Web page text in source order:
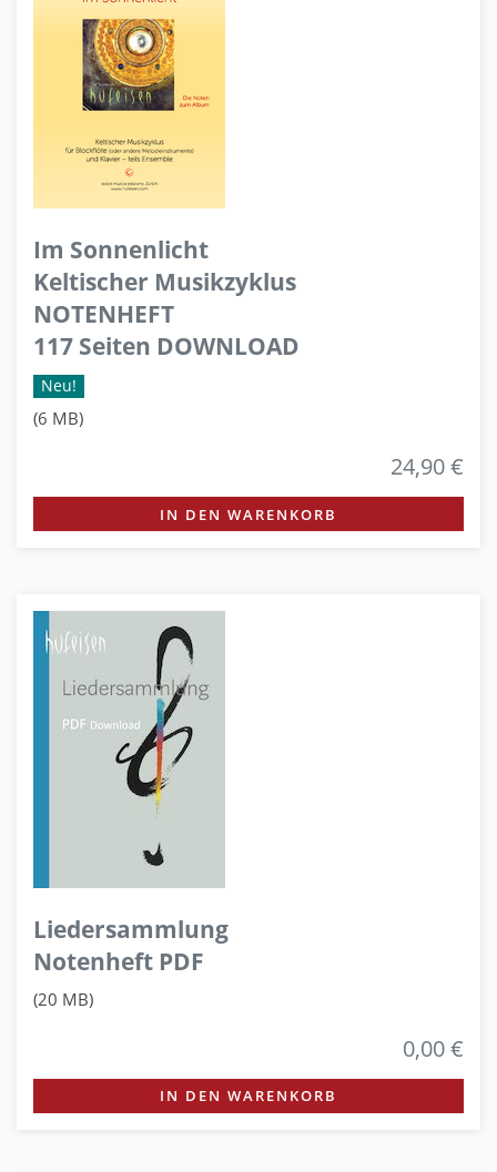
Im Sonnenlicht
Keltischer Musikzyklus
NOTENHEFT
117 Seiten DOWNLOAD
Neu!
(6 MB)
24,90 €
IN DEN WARENKORB
Liedersammlung
Notenheft PDF
(20 MB)
0,00 €
IN DEN WARENKORB